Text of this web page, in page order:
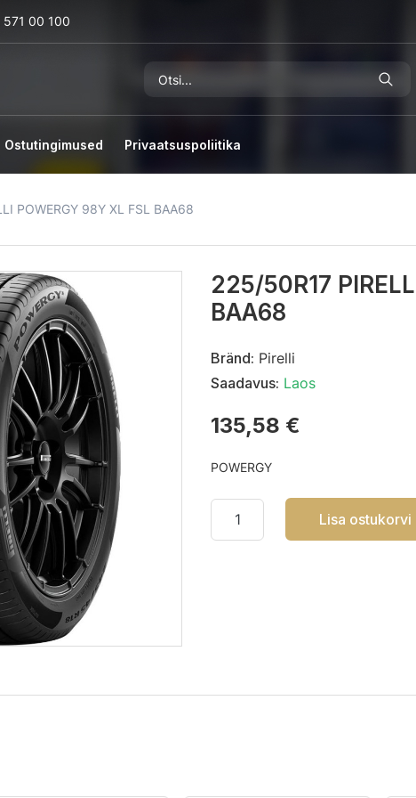
571 00 100
Ostutingimused Privaatsuspoliitika
POWERGY 98Y XL FSL BAA68
225/50R17
BAA68
Bränd: Pirelli
Saadavus: Laos
135,58 €
POWERGY
Lisa ostukorvi